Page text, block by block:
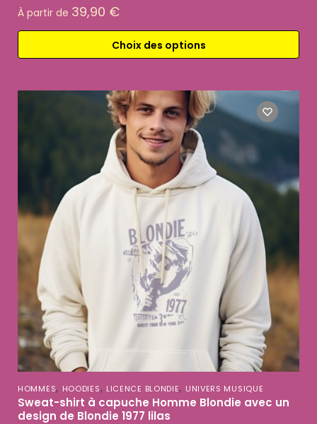
À partir de 39,90 €
Choix des options
HOMMES, HOODIES, LICENCE BLONDIE, UNIVERS MUSIQUE
Sweat-shirt à capuche Homme Blondie avec un
design de Blondie 1977 lilas